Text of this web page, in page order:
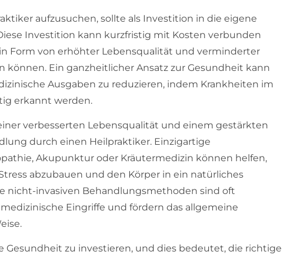
aufzusuchen, sollte als Investition in die eigene
Investition kann kurzfristig mit Kosten verbunden
Form von erhöhter Lebensqualität und verminderter
können. Ein ganzheitlicher Ansatz zur Gesundheit kann
Ausgaben zu reduzieren, indem Krankheiten im
erkannt werden.
verbesserten Lebensqualität und einem gestärkten
durch einen Heilpraktiker. Einzigartige
Akupunktur oder Kräutermedizin können helfen,
abzubauen und den Körper in ein natürliches
nicht-invasiven Behandlungsmethoden sind oft
Eingriffe und fördern das allgemeine
Gesundheit zu investieren, und dies bedeutet, die richtige